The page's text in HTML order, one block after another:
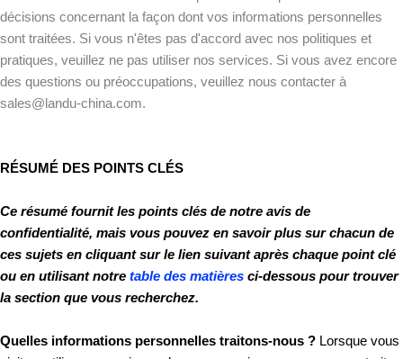
décisions concernant la façon dont vos informations personnelles
sont traitées. Si vous n'êtes pas d'accord avec nos politiques et
pratiques, veuillez ne pas utiliser nos services. Si vous avez encore
des questions ou préoccupations, veuillez nous contacter à
sales@landu-china.com.
RÉSUMÉ DES POINTS CLÉS
Ce résumé fournit les points clés de notre avis de
confidentialité, mais vous pouvez en savoir plus sur chacun de
ces sujets en cliquant sur le lien suivant après chaque point clé
ou en utilisant notre table des matières ci-dessous pour trouver
la section que vous recherchez.
Quelles informations personnelles traitons-nous ? Lorsque vous